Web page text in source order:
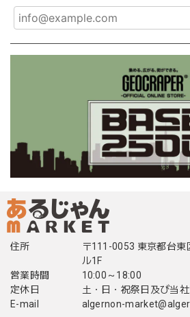
住所
〒111-0053 東京都台
ル1F
営業時間
10:00～18:00
定休日
土・日・祝祭日及び当
E-mail
algernon-